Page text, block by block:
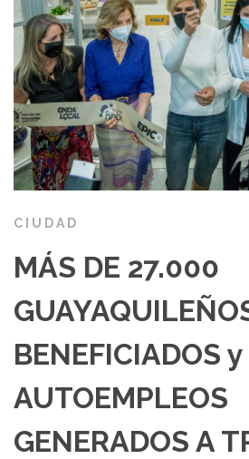
CIUDAD
MÁS DE 27.000
BENEFICIADOS
AUTOEMPLEOS
GENERADOS A